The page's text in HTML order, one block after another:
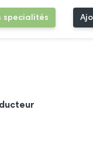
specialités